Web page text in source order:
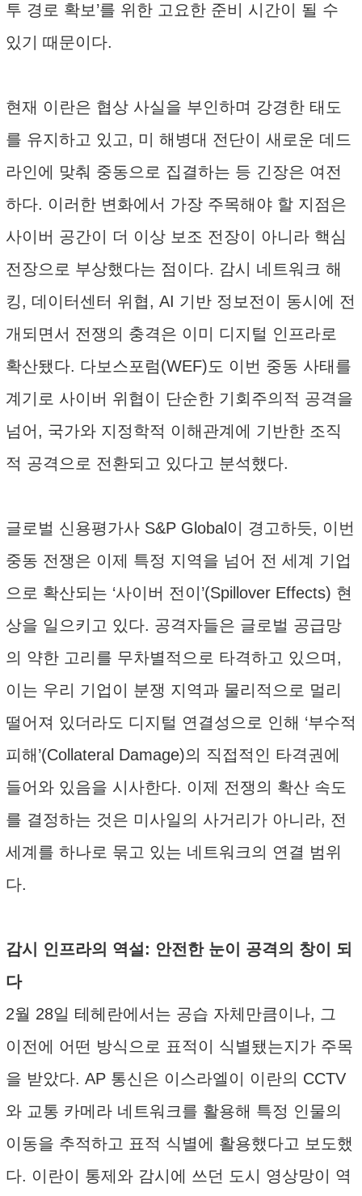
투 경로 확보’를 위한 고요한 준비 시간이 될 수
있기 때문이다.
현재 이란은 협상 사실을 부인하며 강경한 태도
를 유지하고 있고, 미 해병대 전단이 새로운 데드
라인에 맞춰 중동으로 집결하는 등 긴장은 여전
하다. 이러한 변화에서 가장 주목해야 할 지점은
사이버 공간이 더 이상 보조 전장이 아니라 핵심
전장으로 부상했다는 점이다. 감시 네트워크 해
킹, 데이터센터 위협, AI 기반 정보전이 동시에 전
개되면서 전쟁의 충격은 이미 디지털 인프라로
확산됐다. 다보스포럼(WEF)도 이번 중동 사태를
계기로 사이버 위협이 단순한 기회주의적 공격을
넘어, 국가와 지정학적 이해관계에 기반한 조직
적 공격으로 전환되고 있다고 분석했다.
글로벌 신용평가사 S&P Global이 경고하듯, 이번
중동 전쟁은 이제 특정 지역을 넘어 전 세계 기업
으로 확산되는 ‘사이버 전이’(Spillover Effects) 현
상을 일으키고 있다. 공격자들은 글로벌 공급망
의 약한 고리를 무차별적으로 타격하고 있으며,
이는 우리 기업이 분쟁 지역과 물리적으로 멀리
떨어져 있더라도 디지털 연결성으로 인해 ‘부수적
피해’(Collateral Damage)의 직접적인 타격권에
들어와 있음을 시사한다. 이제 전쟁의 확산 속도
를 결정하는 것은 미사일의 사거리가 아니라, 전
세계를 하나로 묶고 있는 네트워크의 연결 범위
다.
감시 인프라의 역설: 안전한 눈이 공격의 창이 되
다
2월 28일 테헤란에서는 공습 자체만큼이나, 그
이전에 어떤 방식으로 표적이 식별됐는지가 주목
을 받았다. AP 통신은 이스라엘이 이란의 CCTV
와 교통 카메라 네트워크를 활용해 특정 인물의
이동을 추적하고 표적 식별에 활용했다고 보도했
다. 이란이 통제와 감시에 쓰던 도시 영상망이 역